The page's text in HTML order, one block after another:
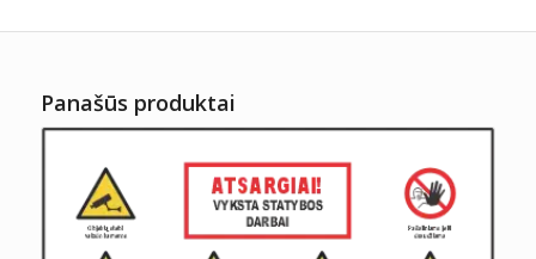
Panašūs produktai